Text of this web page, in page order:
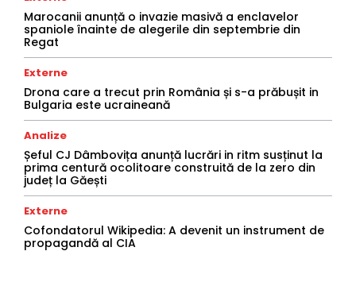
Marocanii anunță o invazie masivă a enclavelor
spaniole înainte de alegerile din septembrie din
Regat
Externe
Drona care a trecut prin România și s-a prăbușit in
Bulgaria este ucraineană
Analize
Șeful CJ Dâmbovița anunță lucrări in ritm susținut la
prima centură ocolitoare construită de la zero din
județ la Găești
Externe
Cofondatorul Wikipedia: A devenit un instrument de
propagandă al CIA